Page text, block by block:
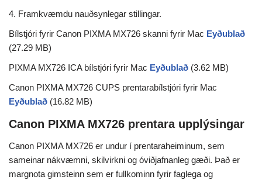
4. Framkvæmdu nauðsynlegar stillingar.
Bílstjóri fyrir Canon PIXMA MX726 skanni fyrir Mac Eyðublað
(27.29 MB)
PIXMA MX726 ICA bílstjóri fyrir Mac Eyðublað (3.62 MB)
Canon PIXMA MX726 CUPS prentarabílstjóri fyrir Mac
Eyðublað (16.82 MB)
Canon PIXMA MX726 prentara upplýsingar
Canon PIXMA MX726 er undur í prentaraheiminum, sem
sameinar nákvæmni, skilvirkni og óviðjafnanleg gæði. Það er
margnota gimsteinn sem er fullkominn fyrir faglega og